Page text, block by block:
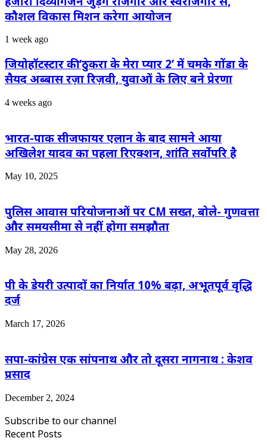
कौशल विकास मिशन करेगा आयोजन
1 week ago
जियोहॉटस्टार की ‘ठुकरा के मेरा प्यार 2’ में चमके गोंडा के
सैयद अब्बास रज़ा रिज़वी, युवाओं के लिए बने प्रेरणा
4 weeks ago
भारत-पाक सीजफायर एलान के बाद सामने आया
अखिलेश यादव का पहला रिएक्शन, शांति सर्वोपरि है
May 10, 2025
पुलिस आवास परियोजनाओं पर CM सख्त, बोले- गुणवत्ता
और समयसीमा से नहीं होगा समझौता
May 28, 2026
पी के डेयरी उत्पादों का निर्यात 10% बढ़ा, अभूतपूर्व वृद्धि
दर्ज
March 17, 2026
सपा-कांग्रेस एक सांपनाथ और तो दूसरा नागनाथ : केशव
प्रसाद
December 2, 2024
Subscribe to our channel
Recent Posts